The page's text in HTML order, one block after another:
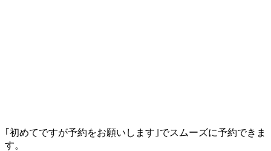
｢初めてですが予約をお願いします｣でスムーズに予約できま
す。